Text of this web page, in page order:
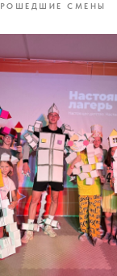
СМЕНЫ